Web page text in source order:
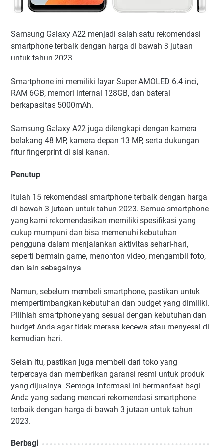
Samsung Galaxy A22 menjadi salah satu rekomendasi
smartphone terbaik dengan harga di bawah 3 jutaan
untuk tahun 2023.
Smartphone ini memiliki layar Super AMOLED 6.4 inci,
RAM 6GB, memori internal 128GB, dan baterai
berkapasitas 5000mAh.
Samsung Galaxy A22 juga dilengkapi dengan kamera
belakang 48 MP, kamera depan 13 MP, serta dukungan
fitur fingerprint di sisi kanan.
Penutup
Itulah 15 rekomendasi smartphone terbaik dengan harga
di bawah 3 jutaan untuk tahun 2023. Semua smartphone
yang kami rekomendasikan memiliki spesifikasi yang
cukup mumpuni dan bisa memenuhi kebutuhan
pengguna dalam menjalankan aktivitas sehari-hari,
seperti bermain game, menonton video, mengambil foto,
dan lain sebagainya.
Namun, sebelum membeli smartphone, pastikan untuk
mempertimbangkan kebutuhan dan budget yang dimiliki.
Pilihlah smartphone yang sesuai dengan kebutuhan dan
budget Anda agar tidak merasa kecewa atau menyesal di
kemudian hari.
Selain itu, pastikan juga membeli dari toko yang
terpercaya dan memberikan garansi resmi untuk produk
yang dijualnya. Semoga informasi ini bermanfaat bagi
Anda yang sedang mencari rekomendasi smartphone
terbaik dengan harga di bawah 3 jutaan untuk tahun
2023.
Berbagi